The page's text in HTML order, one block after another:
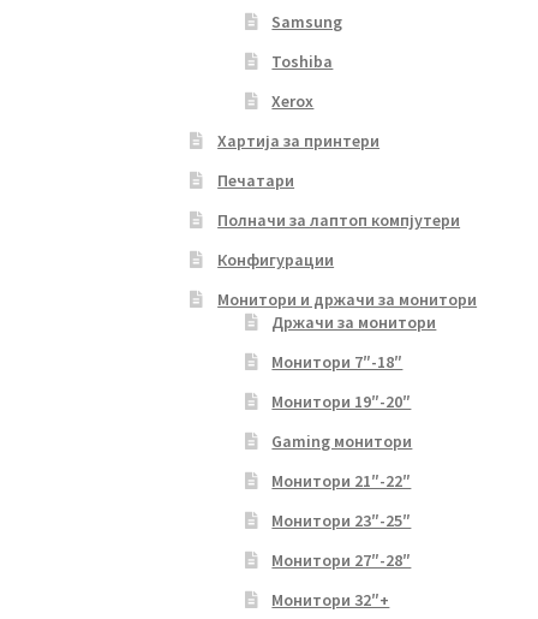
Samsung
Toshiba
Xerox
Хартија за принтери
Печатари
Полначи за лаптоп компјутери
Конфигурации
Монитори и држачи за монитори
Држачи за монитори
Монитори 7″-18″
Монитори 19″-20″
Gaming монитори
Монитори 21″-22″
Монитори 23″-25″
Монитори 27″-28″
Монитори 32″+